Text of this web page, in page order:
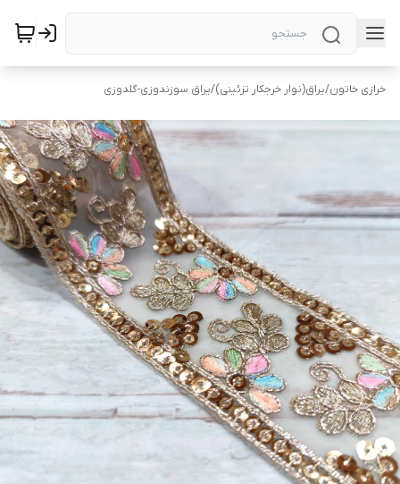
خرازی خاتون/یراق(نوار خرجکار تزئینی)/یراق سوزندوزی-گلدوزی